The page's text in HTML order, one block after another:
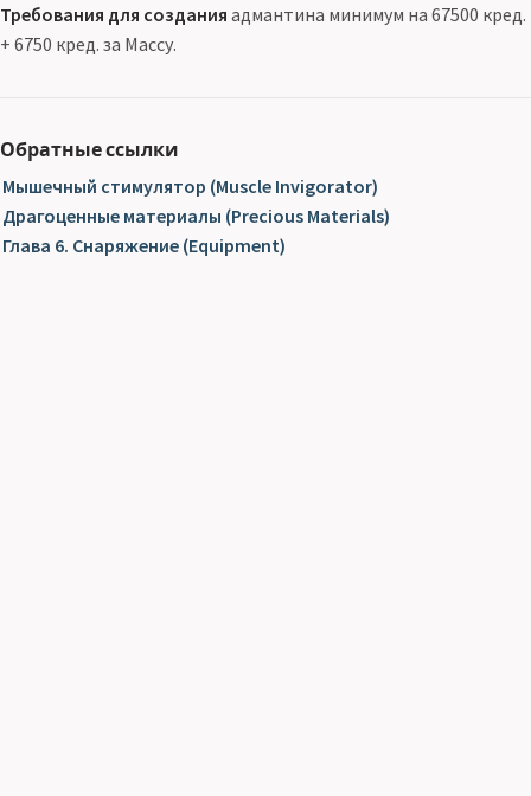
Требования для создания адмантина минимум на 67500 кред.
+ 6750 кред. за Массу.
Обратные ссылки
Мышечный стимулятор (Muscle Invigorator)
Драгоценные материалы (Precious Materials)
Глава 6. Снаряжение (Equipment)